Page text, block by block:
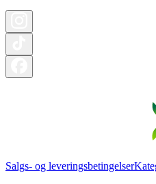
Salgs- og leveringsbetingelser